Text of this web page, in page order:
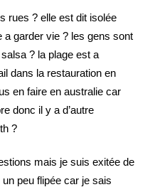
rues ? elle est dit isolée
garder vie ? les gens sont
? la plage est a
dans la restauration en
en faire en australie car
donc il y a d’autre
?
mais je suis exitée de
peu flipée car je sais